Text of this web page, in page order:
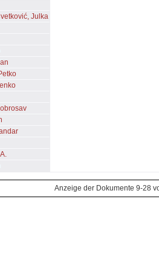
Julka
Anzeige der Dokumente 9-28